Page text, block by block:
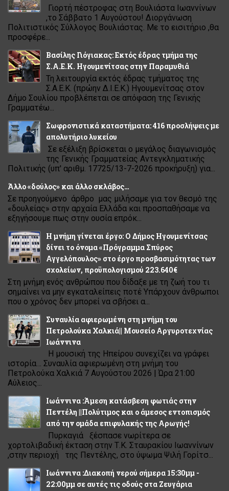
Γιορτή πέστροφας στη Βουλιάστα Ιωαννίνων
,το Σάββατο 1 Αυγούστου! Διοργάνωση
Πολιτιστικός Σύλλογος Βουλιάστας. Με το εισιτήριο ,θα
προσφέρε...
Βασίλης Γιόγιακας: Εκτός έδρας τμήμα της
Σ.Α.Ε.Κ. Ηγουμενίτσας στην Παραμυθιά
Τη λειτουργία εκτός έδρας τμήματος της
Σ.Α.Ε.Κ. (πρώην Δ.Ι.Ε.Κ.) Ηγουμενίτσας στον
Δήμο Σουλίου προβλέπεται σε απόφαση της Γενικής
Γραμματέω...
Σωφρονιστικά καταστήματα: 416 προσλήψεις με
απολυτήριο λυκείου
Σε εξέλιξη βρίσκεται ο μεγάλος διαγωνισμός
της Γενικής Γραμματείας Αντεγκληματικής
Πολιτικής (υπ' αριθμ. 17725/13-7-2026 προκήρυξη) για...
Άλλο «δούλος» και άλλο σκλάβος…
Σε προηγούμενο άρθρο μας μιλήσαμε για τον θεσμό της
«δουλείας» στην αρχαία Ελλάδα και προσπαθήσαμε να
εξηγήσουμε πως στην ουσία επρόκ...
Η μνήμη γίνεται έργο: Ο Δήμος Ηγουμενίτσας
δίνει το όνομα «Πρόγραμμα Σπύρος
Αγγελόπουλος» στο έργο προσβασιμότητας των
σχολείων, προϋπολογισμού 223.640€
Στη μνήμη ενός ανθρώπου που δίδαξε με τη ζωή του τι
σημαίνει να μην εγκαταλείπεις ποτέ Υπάρχουν άνθρωποι
που ο χρόνος δεν μπορεί να σβήσει α...
Συναυλία αφιερωμένη στη μνήμη του
Πετρολούκα Χαλκιά|| Μουσείο Αργυροτεχνίας
Ιωάννινα
Η μουσική της Ηπείρου συνεχίζει να γράφει
ιστορία… Συναυλία αφιερωμένη στη μνήμη του
Πετρολούκα Χαλκιά 7 Αυγούστου 2026 | Ώρα 21:00
Αύλειος...
Ιωάννινα :Άμεση κατάσβεση φωτιάς στην
Πεντέλη ||Πολύτιμος και ο άμεσος εντοπισμός
από την ομάδα επιφυλακής της Αρωγής!
Πυρκαγιά ξέσπασε νωρίτερα σε
χορτολιβαδική έκταση στην Τ.Κ. Σταυρακίου Ιωαννίνων
,στην περιοχή της Πεντέλης, στο ύψωμα Ψιλή Γορίτσ...
Ιωάννινα :Διακοπή νερού σήμερα 15:30μμ -
22:00μμ σε αυτές τις οδούς στα Ζευγάρια